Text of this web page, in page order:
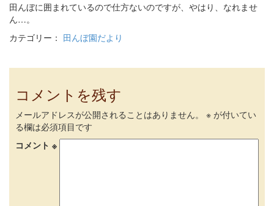
田んぼに囲まれているので仕方ないのですが、やはり、なれませ
ん…。
カテゴリー： 田んぼ園だより
コメントを残す
メールアドレスが公開されることはありません。 ※ が付いてい
る欄は必須項目です
コメント ※